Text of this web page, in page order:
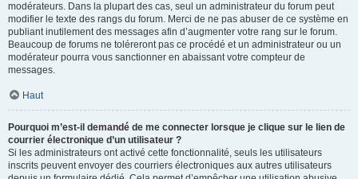
modérateurs. Dans la plupart des cas, seul un administrateur du forum peut
modifier le texte des rangs du forum. Merci de ne pas abuser de ce système en
publiant inutilement des messages afin d’augmenter votre rang sur le forum.
Beaucoup de forums ne toléreront pas ce procédé et un administrateur ou un
modérateur pourra vous sanctionner en abaissant votre compteur de
messages.
Haut
Pourquoi m’est-il demandé de me connecter lorsque je clique sur le lien de
courrier électronique d’un utilisateur ?
Si les administrateurs ont activé cette fonctionnalité, seuls les utilisateurs
inscrits peuvent envoyer des courriers électroniques aux autres utilisateurs